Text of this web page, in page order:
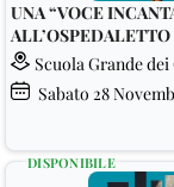
UNA “VOCE
ALL’OSPEDALETTO
Scuola Grande
Sabato 28
DISPONIBILE